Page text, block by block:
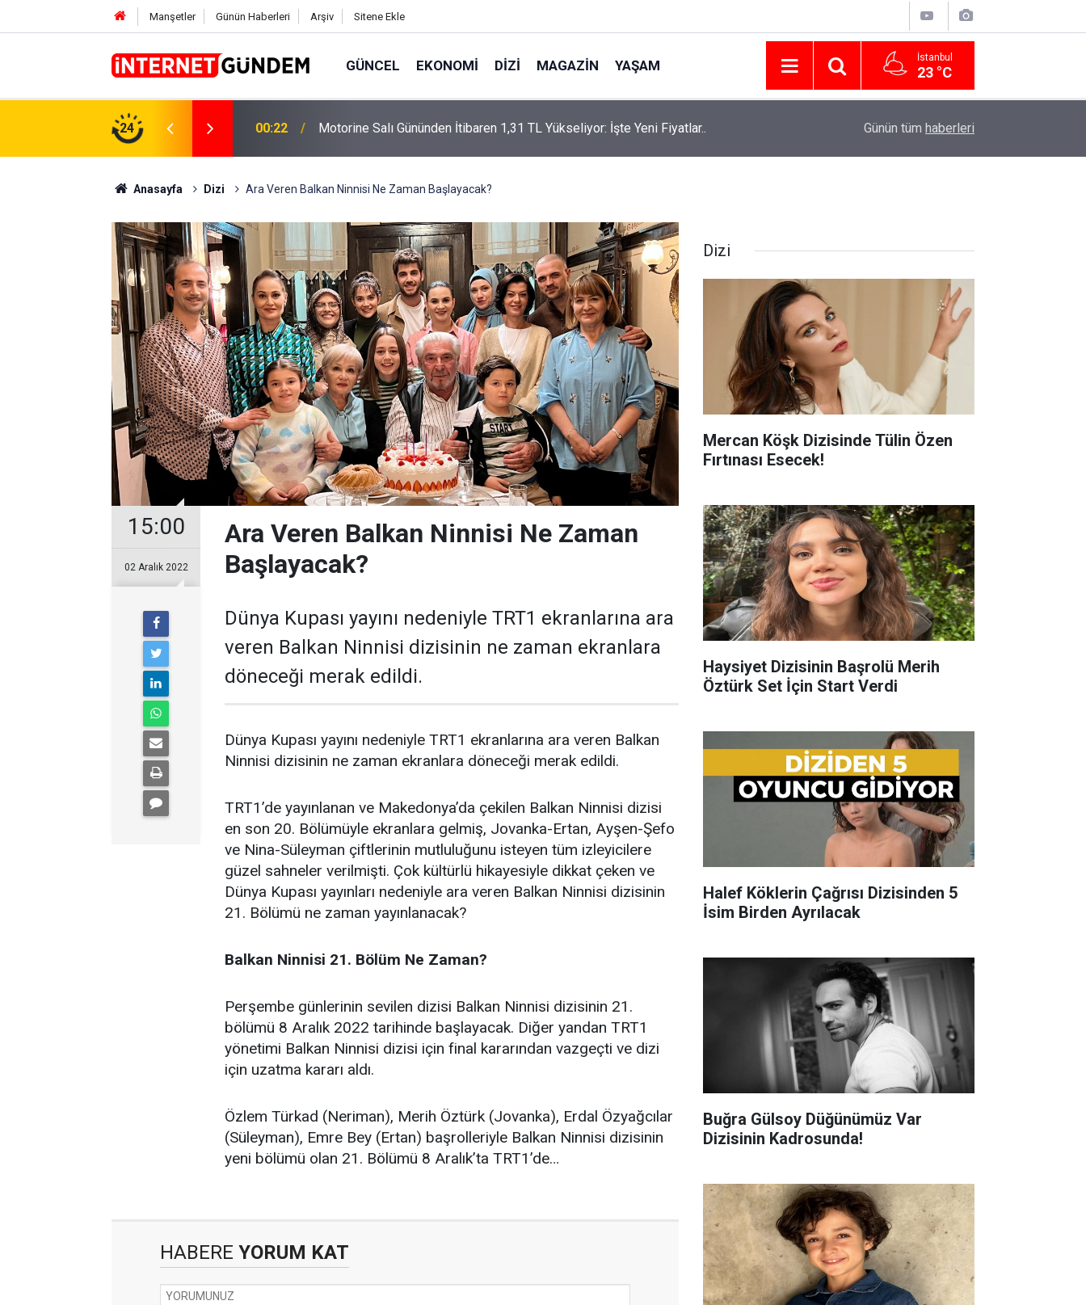
Manşetler Günün Haberleri Arşiv Sitene Ekle
GÜNCEL EKONOMI DIZI MAGAZIN YAŞAM İstanbul
23 °C
24
TL Yükseliyor: İşte Yeni Fiyatlar.. 15:58
Neşet Ertaş’a “Bozkırın Tezenesi” Lakabını Kim Verdi? Beyaz’la Joker
Sorusunun Cevabı Merak Edildi
Günün tüm haberleri
Anasayfa Dizi Ara Veren Balkan Ninnisi Ne Zaman Başlayacak?
15:00
02 Aralık 2022
Ara Veren Balkan Ninnisi Ne Zaman
Başlayacak?
Dünya Kupası yayını nedeniyle TRT1 ekranlarına ara
veren Balkan Ninnisi dizisinin ne zaman ekranlara
döneceği merak edildi.
Dünya Kupası yayını nedeniyle TRT1 ekranlarına ara veren Balkan
Ninnisi dizisinin ne zaman ekranlara döneceği merak edildi.
TRT1’de yayınlanan ve Makedonya’da çekilen Balkan Ninnisi dizisi
en son 20. Bölümüyle ekranlara gelmiş, Jovanka-Ertan, Ayşen-Şefo
ve Nina-Süleyman çiftlerinin mutluluğunu isteyen tüm izleyicilere
güzel sahneler verilmişti. Çok kültürlü hikayesiyle dikkat çeken ve
Dünya Kupası yayınları nedeniyle ara veren Balkan Ninnisi dizisinin
21. Bölümü ne zaman yayınlanacak?
Balkan Ninnisi 21. Bölüm Ne Zaman?
Perşembe günlerinin sevilen dizisi Balkan Ninnisi dizisinin 21.
bölümü 8 Aralık 2022 tarihinde başlayacak. Diğer yandan TRT1
yönetimi Balkan Ninnisi dizisi için final kararından vazgeçti ve dizi
için uzatma kararı aldı.
Özlem Türkad (Neriman), Merih Öztürk (Jovanka), Erdal Özyağcılar
(Süleyman), Emre Bey (Ertan) başrolleriyle Balkan Ninnisi dizisinin
yeni bölümü olan 21. Bölümü 8 Aralık’ta TRT1’de…
HABERE YORUM KAT
Dizi
Mercan Köşk Dizisinde Tülin Özen
Fırtınası Esecek!
Haysiyet Dizisinin Başrolü Merih
Öztürk Set İçin Start Verdi
Halef Köklerin Çağrısı Dizisinden 5
İsim Birden Ayrılacak
Buğra Gülsoy Düğünümüz Var
Dizisinin Kadrosunda!